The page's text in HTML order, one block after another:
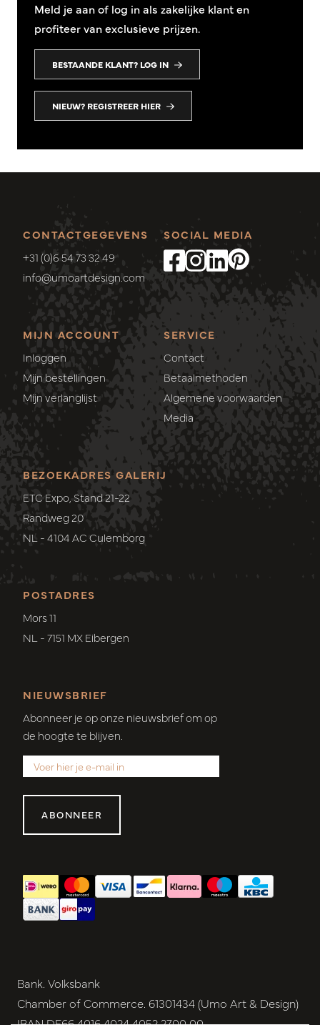
Meld je aan of log in als zakelijke klant en
profiteer van exclusieve prijzen.
BESTAANDE KLANT? LOG IN
NIEUW? REGISTREER HIER
CONTACTGEGEVENS
+31 (0)6 54 73 32 49
info@umoartdesign.com
MIJN ACCOUNT
Inloggen
Mijn bestellingen
Mijn verlanglijst
SERVICE
Contact
Betaalmethoden
Algemene voorwaarden
Media
SOCIAL MEDIA
POSTADRES
Mors 11
NL - 7151 MX Eibergen
BEZOEKADRES GALERIJ
ETC Expo, Stand 21-22
Randweg 20
NL - 4104 AC Culemborg
NIEUWSBRIEF
Abonneer je op onze nieuwsbrief om op
de hoogte te blijven.
ABONNEER
Bank. Volksbank
Chamber of Commerce. 61301434 (Umo Art & Design)